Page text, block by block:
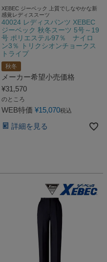
XEBEC ジーベック 上質でしなやかな新
感覚レディススーツ
40024 レディスパンツ XEBEC
ジーベック 秋冬スーツ 5号～19
号 ポリエステル97％ ナイロ
ン3％ トリクシオンチョークス
トライプ
秋冬
メーカー希望小売価格
¥31,570
のところ
WEB特価 ¥15,070税込
詳細を見る